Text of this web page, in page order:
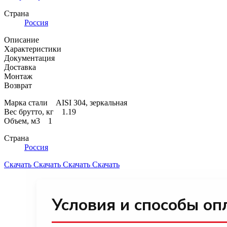
Страна
Россия
Описание
Характеристики
Документация
Доставка
Монтаж
Возврат
Марка стали AISI 304, зеркальная
Вес брутто, кг 1.19
Объем, м3 1
Страна
Россия
Скачать Скачать Скачать Скачать
Условия и способы